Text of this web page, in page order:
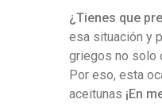
¿Tienes que
esa situación y
griegos no solo
Por eso, esta
aceitunas ¡En